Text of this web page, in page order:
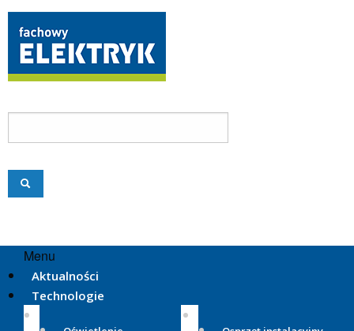
Menu
Aktualności
Technologie